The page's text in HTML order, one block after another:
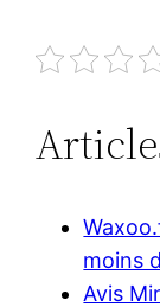
moins
Avis